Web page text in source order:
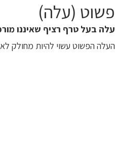
פשוט (עלה)
עלה בעל טרף רציף שאיננו
העלה הפשוט עשוי להיות מחולק